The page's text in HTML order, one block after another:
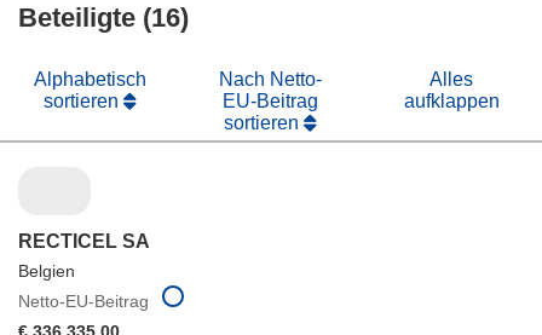
Beteiligte (16)
Alphabetisch
sortieren
Nach Netto-
EU-Beitrag
sortieren
Alles
aufklappen
RECTICEL SA
Belgien
Netto-EU-Beitrag
€ 336 335,00